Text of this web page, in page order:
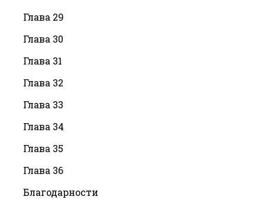
Глава 29
Глава 30
Глава 31
Глава 32
Глава 33
Глава 34
Глава 35
Глава 36
Благодарности